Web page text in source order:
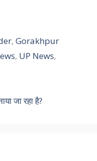
,Gorakhpur
, UP News,
जा रहा है?